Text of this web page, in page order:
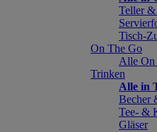
Teller &
Tisch-
On The Go
Alle On
Trinken
Alle in
Becher
Tee- &
Gläser